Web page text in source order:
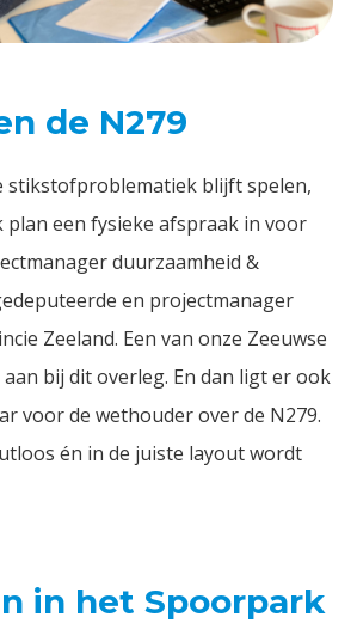
de N279
stikstofproblematiek blijft spelen,
plan een fysieke afspraak in voor
duurzaamheid &
en projectmanager
Zeeland. Een van onze Zeeuwse
bij dit overleg. En dan ligt er ook
voor de wethouder over de N279.
én in de juiste layout wordt
in het Spoorpark